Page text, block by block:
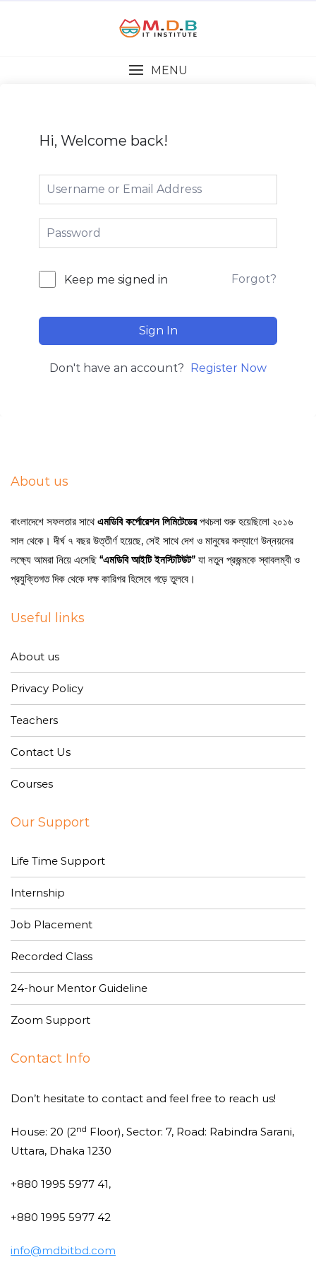
MENU
Hi, Welcome back!
Keep me signed in Forgot?
Sign In
Don't have an account? Register Now
About us
বাংলাদেশে সফলতার সাথেএমডিবি কর্পোরেশন লিমিটেডেরপথচলা শুরু হয়েছিলো ২০১৬
সাল থেকে। দীর্ঘ ৭ বছর উত্তীর্ণ হয়েছে, সেই সাথে দেশ ও মানুষের কল্যাণে উন্নয়নের
লক্ষ্যে আমরা নিয়ে এসেছি “এমডিবি আইটি ইনস্টিটিউট” যা নতুন প্রজন্মকে স্বাবলম্বী ও
প্রযুক্তিগত দিক থেকে দক্ষ কারিগর হিসেবে গড়ে তুলবে।
Useful links
About us
Privacy Policy
Teachers
Contact Us
Courses
Our Support
Life Time Support
Internship
Job Placement
Recorded Class
24-hour Mentor Guideline
Zoom Support
Contact Info
Don’t hesitate to contact and feel free to reach us!
House: 20 (2nd Floor), Sector: 7, Road: Rabindra Sarani,
Uttara, Dhaka 1230
+880 1995 5977 41,
+880 1995 5977 42
info@mdbitbd.com